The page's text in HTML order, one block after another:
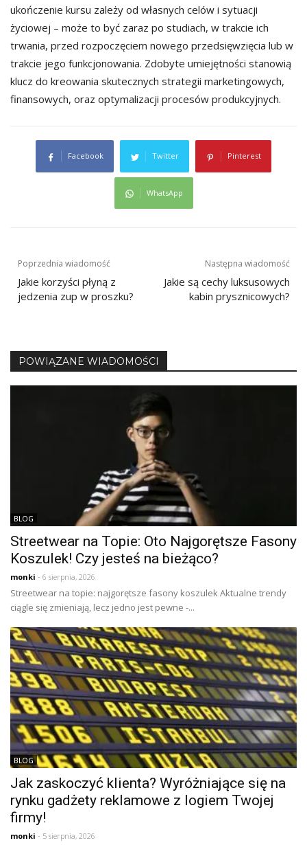
ukończenie kursu zależy od własnych celów i sytuacji
życiowej – może to być zaraz po studiach, w trakcie ich
trwania, przed rozpoczęciem nowego przedsięwzięcia lub w
trakcie jego funkcjonowania. Zdobyte umiejętności stanowią
klucz do kreowania skutecznych strategii marketingowych,
finansowych, oraz optymalizacji procesów produkcyjnych.
Facebook Twitter Pinterest
WhatsApp
Nawigacja
wpisu
Poprzednia wiadomość
Jakie korzyści płyną z
jedzenia zup w proszku?
Następna wiadomość
Jakie są cechy luksusowych
kabin prysznicowych?
POWIĄZANE WIADOMOŚCI
BLOG
Streetwear na Topie: Oto Najgorętsze Fasony
Koszulek! Czy jesteś na bieżąco?
monki - 6 sierpnia, 2026
Streetwear na topie: najgorętsze fasony koszulek Aktualne trendy
ciągle się zmieniają, lecz jedno jest pewne -...
BLOG
Jak zaskoczyć klienta? Wyróżniające się na
rynku gadżety reklamowe z logiem Twojej
firmy!
monki - 5 sierpnia, 2026